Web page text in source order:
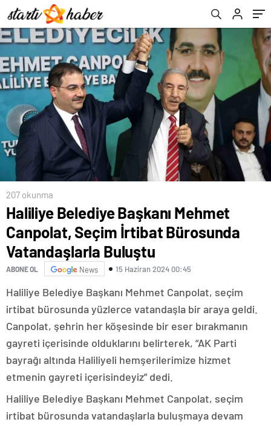
Buluştu
207 okunma
Haliliye Belediye Başkanı Mehmet
Canpolat, Seçim İrtibat Bürosunda
Vatandaşlarla Buluştu
ABONE OL News 15 Haziran 2024 00:45
Haliliye Belediye Başkanı Mehmet Canpolat, seçim
irtibat bürosunda yüzlerce vatandaşla bir araya geldi.
Canpolat, şehrin her köşesinde bir eser bırakmanın
gayreti içerisinde olduklarını belirterek, “AK Parti
bayrağı altında Haliliyeli hemşerilerimize hizmet
etmenin gayreti içerisindeyiz” dedi.
Haliliye Belediye Başkanı Mehmet Canpolat, seçim
irtibat bürosunda vatandaşlarla buluşmaya devam